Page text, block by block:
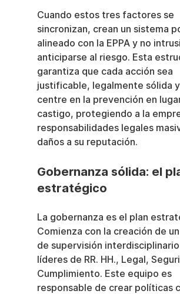
Cuando estos tres factores se
sincronizan, crean un sistema
alineado con la EPPA y no
anticiparse al riesgo. Esta
garantiza que cada acción sea
justificable, legalmente sólida
centre en la prevención en
castigo, protegiendo a la
responsabilidades legales
daños a su reputación.
Gobernanza sólida: el
estratégico
La gobernanza es el plan
Comienza con la creación de
de supervisión
líderes de RR. HH., Legal,
Cumplimiento. Este equipo es
responsable de crear políticas